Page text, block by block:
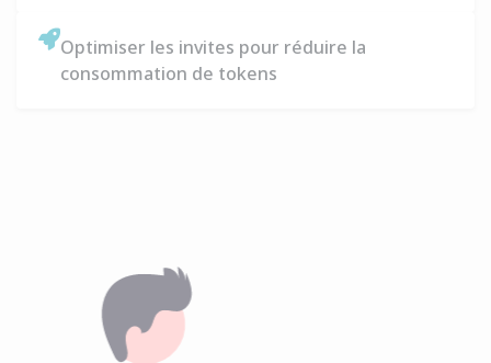
Optimiser les invites pour réduire la
consommation de tokens